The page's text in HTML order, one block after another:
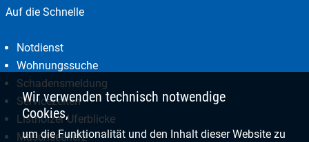
Auf die Schnelle
Notdienst
Wohnungssuche
Schadensmeldung
Servicezeiten
Listholzer Uferblicke
Maschseeherz
Wir verwenden technisch notwendige
Cookies,
um die Funktionalität und den Inhalt dieser Website zu